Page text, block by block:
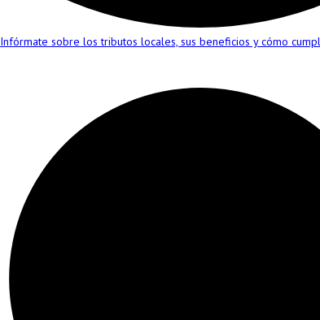
Infórmate sobre los tributos locales, sus beneficios y cómo